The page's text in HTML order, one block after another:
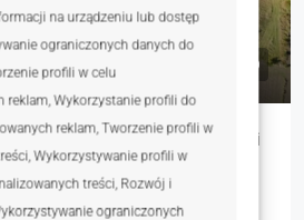
na urządzeniu lub dostęp
ograniczonych danych do
profili w celu
reklam, Wykorzystanie profili do
reklam, Tworzenie profili w
Wykorzystywanie profili w
treści, Rozwój i
ograniczonych
1886m2 z wydanymi